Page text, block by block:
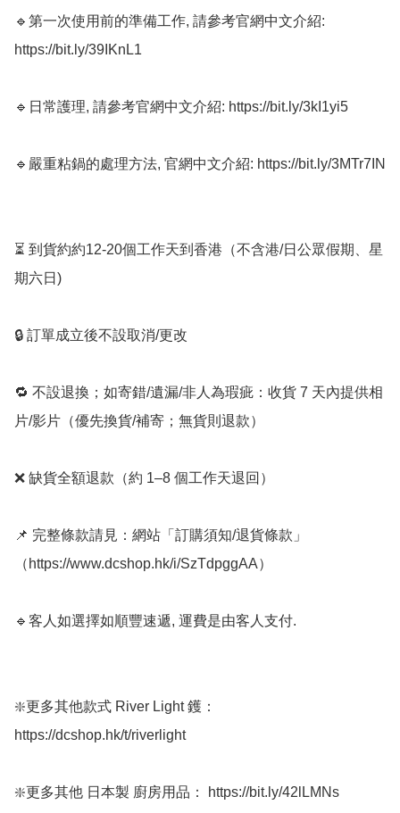
🔹第一次使用前的準備工作, 請參考官網中文介紹:
https://bit.ly/39IKnL1
🔹日常護理, 請參考官網中文介紹: https://bit.ly/3kI1yi5
🔹嚴重粘鍋的處理方法, 官網中文介紹: https://bit.ly/3MTr7IN
⏳ 到貨約約12-20個工作天到香港（不含港/日公眾假期、星
期六日)
🔒 訂單成立後不設取消/更改
🔁 不設退換；如寄錯/遺漏/非人為瑕疵：收貨 7 天內提供相
片/影片（優先換貨/補寄；無貨則退款）
❌ 缺貨全額退款（約 1–8 個工作天退回）
📌 完整條款請見：網站「訂購須知/退貨條款」
（https://www.dcshop.hk/i/SzTdpggAA）
🔹客人如選擇如順豐速遞, 運費是由客人支付.
❇️更多其他款式 River Light 鑊：
https://dcshop.hk/t/riverlight
❇️更多其他 日本製 廚房用品： https://bit.ly/42lLMNs